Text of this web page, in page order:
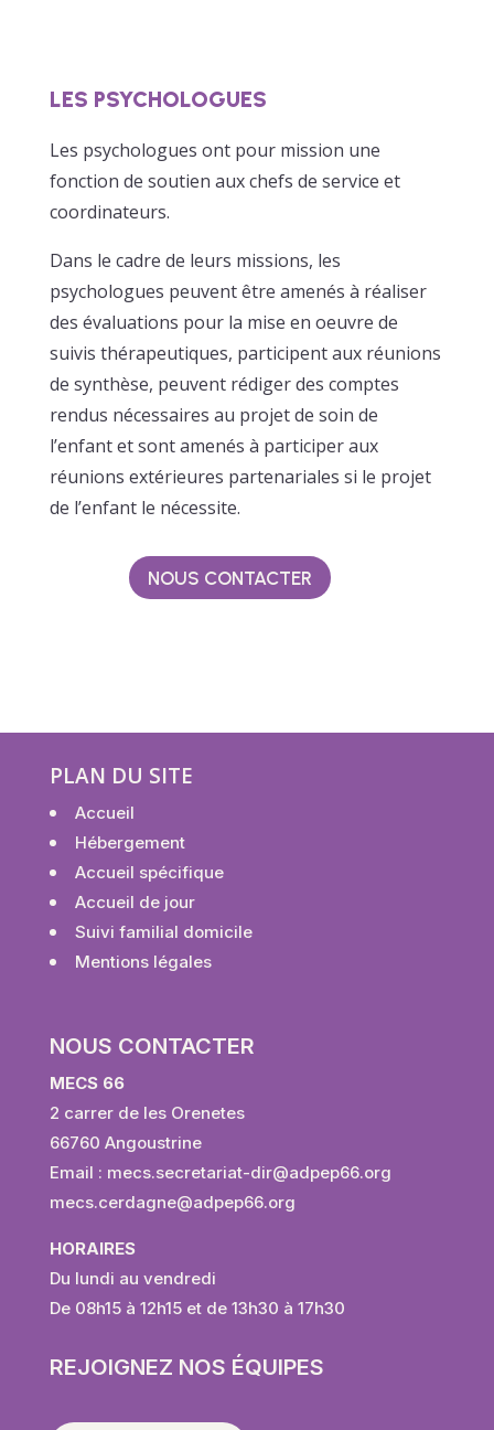
LES PSYCHOLOGUES
Les psychologues ont pour mission une
fonction de soutien aux chefs de service et
coordinateurs.
Dans le cadre de leurs missions, les
psychologues peuvent être amenés à réaliser
des évaluations pour la mise en oeuvre de
suivis thérapeutiques, participent aux réunions
de synthèse, peuvent rédiger des comptes
rendus nécessaires au projet de soin de
l’enfant et sont amenés à participer aux
réunions extérieures partenariales si le projet
de l’enfant le nécessite.
NOUS CONTACTER
PLAN DU SITE
Accueil
Hébergement
Accueil spécifique
Accueil de jour
Suivi familial domicile
Mentions légales
NOUS CONTACTER
MECS 66
2 carrer de les Orenetes
66760 Angoustrine
Email : mecs.secretariat-dir@adpep66.org
mecs.cerdagne@adpep66.org
HORAIRES
Du lundi au vendredi
De 08h15 à 12h15 et de 13h30 à 17h30
REJOIGNEZ NOS ÉQUIPES